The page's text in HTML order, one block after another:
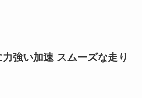
強い加速 スムーズな走り